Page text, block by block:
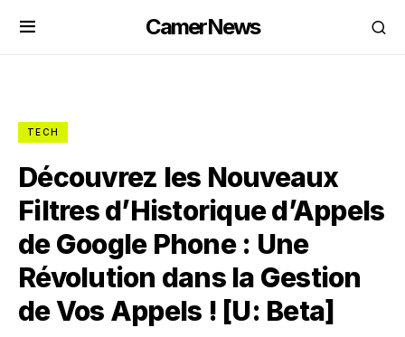
CamerNews
TECH
Découvrez les Nouveaux
Filtres d’Historique d’Appels
de Google Phone : Une
Révolution dans la Gestion
de Vos Appels ! [U: Beta]